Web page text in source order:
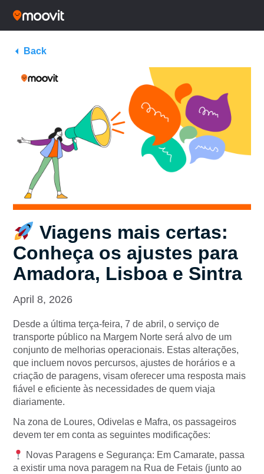
Back
Viagens mais certas:
Conheça os ajustes para
Amadora, Lisboa e Sintra
April 8, 2026
Desde a última terça-feira, 7 de abril, o serviço de
transporte público na Margem Norte será alvo de um
conjunto de melhorias operacionais. Estas alterações,
que incluem novos percursos, ajustes de horários e a
criação de paragens, visam oferecer uma resposta mais
fiável e eficiente às necessidades de quem viaja
diariamente.
Na zona de Loures, Odivelas e Mafra, os passageiros
devem ter em conta as seguintes modificações:
Novas Paragens e Segurança: Em Camarate, passa
a existir uma nova paragem na Rua de Fetais (junto ao